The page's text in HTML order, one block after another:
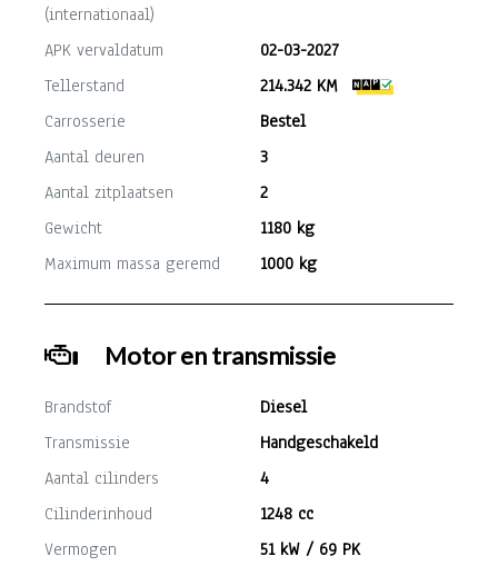
(internationaal)
APK vervaldatum
02-03-2027
Tellerstand
214.342 KM
Carrosserie
Bestel
Aantal deuren
3
Aantal zitplaatsen
2
Gewicht
1180 kg
Maximum massa geremd
1000 kg
Motor en transmissie
Brandstof
Diesel
Transmissie
Handgeschakeld
Aantal cilinders
4
Cilinderinhoud
1248 cc
Vermogen
51 kW / 69 PK